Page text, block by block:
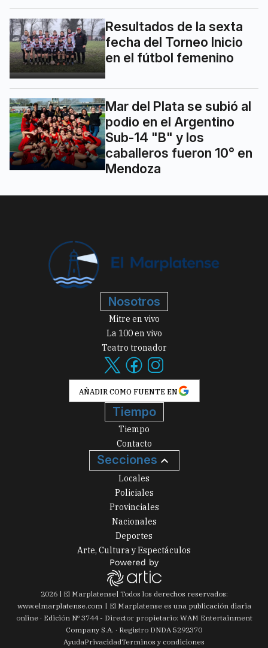
Resultados de la sexta
fecha del Torneo Inicio
en el fútbol femenino
Mar del Plata se subió al
podio en el Argentino
Sub-14 "B" y los
caballeros fueron 10° en
Mendoza
Nosotros
Mitre en vivo
La 100 en vivo
Teatro tronador
AÑADIR COMO FUENTE EN
Tiempo
Tiempo
Contacto
Secciones
Locales
Policiales
Provinciales
Nacionales
Deportes
Arte, Cultura y Espectáculos
2026| El Marplatense| Todos los derechos reservados:
www.elmarplatense.com
El Marplatense es una publicación diaria
online · Edición Nº 3744- Director propietario: WAM Entertainment
Company S.A. · Registro DNDA 5292370
AyudaPrivacidadTerminos y condiciones